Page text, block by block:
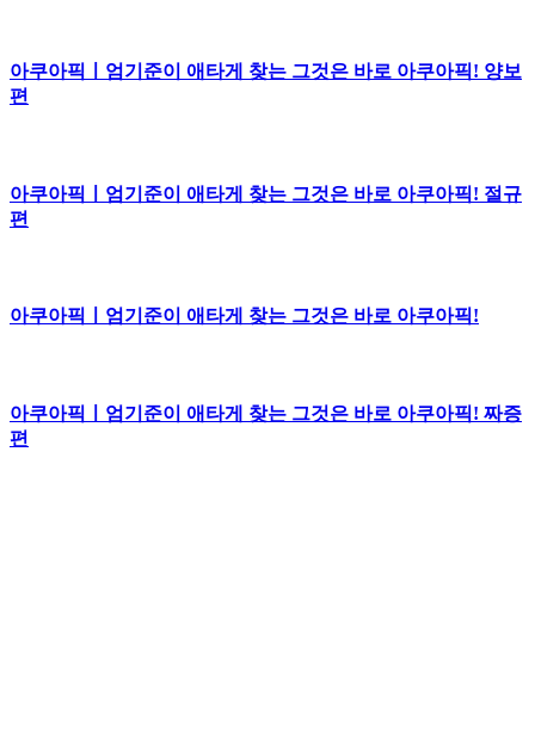
아쿠아픽ㅣ엄기준이 애타게 찾는 그것은 바로 아쿠아픽! 양보
편
아쿠아픽ㅣ엄기준이 애타게 찾는 그것은 바로 아쿠아픽! 절규
편
아쿠아픽ㅣ엄기준이 애타게 찾는 그것은 바로 아쿠아픽!
아쿠아픽ㅣ엄기준이 애타게 찾는 그것은 바로 아쿠아픽! 짜증
편